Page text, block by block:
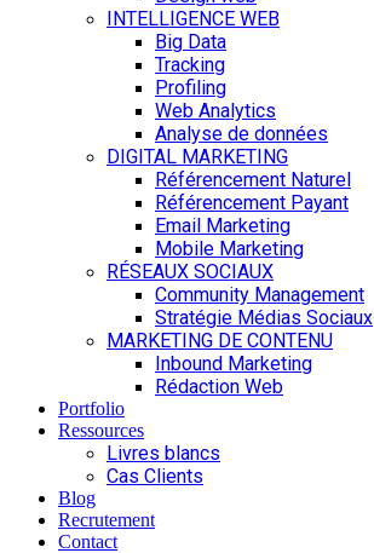
INTELLIGENCE WEB
Big Data
Tracking
Profiling
Web Analytics
Analyse de données
DIGITAL MARKETING
Référencement Naturel
Référencement Payant
Email Marketing
Mobile Marketing
RÉSEAUX SOCIAUX
Community Management
Stratégie Médias Sociaux
MARKETING DE CONTENU
Inbound Marketing
Rédaction Web
Portfolio
Ressources
Livres blancs
Cas Clients
Blog
Recrutement
Contact